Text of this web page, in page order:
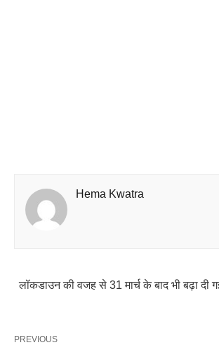
Hema Kwatra
लॉकडाउन की वजह से 31 मार्च के बाद भी बढ़ा दी
PREVIOUS